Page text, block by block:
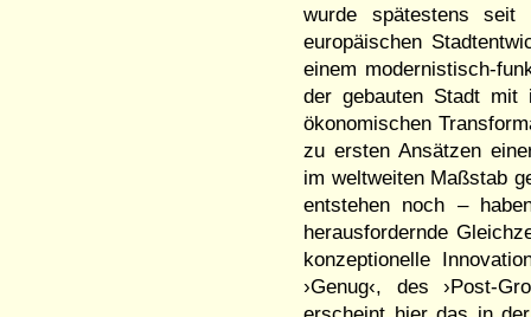
wurde spätestens seit
europäischen
einem modernistisch-
der gebauten Stadt mit
ökonomischen
zu ersten Ansätzen
im weltweiten Maßstab
entstehen noch –
herausfordernde
konzeptionelle
›Genug‹, des ›Post-